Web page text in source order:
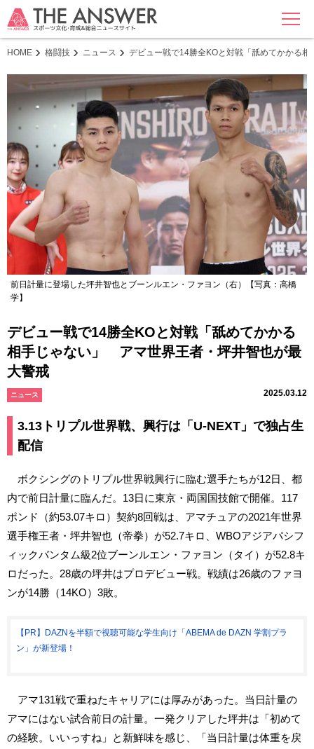
MENU
HOME 格闘技 ニュース デビュー戦で14勝全KOと対戦「舐めてかかる
前日計量に登場した坪井智也とブーンルエン・ファヨン（右）【写真：高橋
学】
デビュー戦で14勝全KOと対戦「舐めてかかる
相手じゃない」 アマ世界王者・坪井智也が最
大警戒
ニュース 2025.03.12
3.13トリプル世界戦、興行は「U-NEXT」で独占生
配信
ボクシングのトリプル世界戦興行に臨む選手たちが12日、都
内で前日計量に臨んだ。13日に東京・両国国技館で開催。117
ポンド（約53.07キロ）契約8回戦は、アマチュアの2021年世界
選手権王者・坪井智也（帝拳）が52.7キロ、WBOアジアパシフ
ィックバンタム級2位ブーンルエン・ファヨン（タイ）が52.8キ
ロだった。28歳の坪井はプロデビュー戦。戦績は26歳のファヨ
ンが14勝（14KO）3敗。
【PR】DAZNを半額で視聴可能な学生向け「ABEMA de DAZN 学割プラ
ン」が新登場！
アマ131戦で重ねたキャリアには厚みがあった。当日計量の
アマにはない試合前日の計量。一発クリアした坪井は「初めて
の経験。いいっすね」と新鮮味を感じ、「当日計量は体重を戻